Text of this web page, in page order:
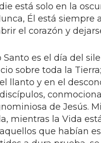
está solo en la
Él está siempre
el corazón y
Santo es el día del
sobre toda la
llanto y en el
de Jesús.
mientras la Vida
que habían